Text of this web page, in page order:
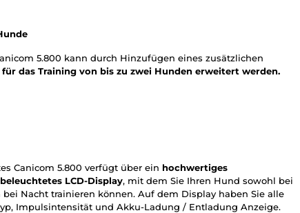
5.800 kann durch Hinzufügen eines zusätzlichen
für das Training von bis zu zwei Hunden erweitert werden.
Canicom 5.800 verfügt über ein hochwertiges
LCD-Display, mit dem Sie Ihren Hund sowohl bei
bei Nacht trainieren können. Auf dem Display haben Sie alle
Impulsintensität und Akku-Ladung / Entladung Anzeige.